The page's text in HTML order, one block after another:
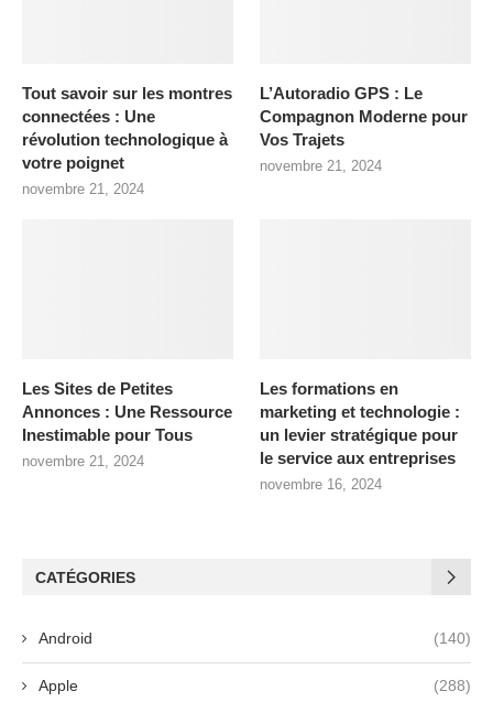
Tout savoir sur les montres
connectées : Une
révolution technologique à
votre poignet
novembre 21, 2024
L’Autoradio GPS : Le
Compagnon Moderne pour
Vos Trajets
novembre 21, 2024
Les Sites de Petites
Annonces : Une Ressource
Inestimable pour Tous
novembre 21, 2024
Les formations en
marketing et technologie :
un levier stratégique pour
le service aux entreprises
novembre 16, 2024
CATÉGORIES
Android (140)
Apple (288)